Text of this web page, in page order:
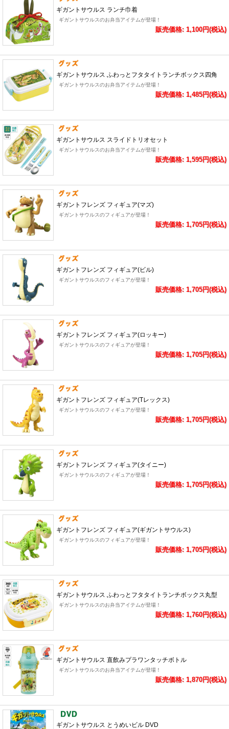
ギガントサウルス ランチ巾着
ギガントサウルスのお弁当アイテムが登場！
販売価格: 1,100円(税込)
ギガントサウルス ふわっとフタタイトランチボックス四角
ギガントサウルスのお弁当アイテムが登場！
販売価格: 1,485円(税込)
ギガントサウルス スライドトリオセット
ギガントサウルスのお弁当アイテムが登場！
販売価格: 1,595円(税込)
ギガントフレンズ フィギュア(マズ)
ギガントサウルスのフィギュアが登場！
販売価格: 1,705円(税込)
ギガントフレンズ フィギュア(ビル)
ギガントサウルスのフィギュアが登場！
販売価格: 1,705円(税込)
ギガントフレンズ フィギュア(ロッキー)
ギガントサウルスのフィギュアが登場！
販売価格: 1,705円(税込)
ギガントフレンズ フィギュア(Tレックス)
ギガントサウルスのフィギュアが登場！
販売価格: 1,705円(税込)
ギガントフレンズ フィギュア(タイニー)
ギガントサウルスのフィギュアが登場！
販売価格: 1,705円(税込)
ギガントフレンズ フィギュア(ギガントサウルス)
ギガントサウルスのフィギュアが登場！
販売価格: 1,705円(税込)
ギガントサウルス ふわっとフタタイトランチボックス丸型
ギガントサウルスのお弁当アイテムが登場！
販売価格: 1,760円(税込)
ギガントサウルス 直飲みプラワンタッチボトル
ギガントサウルスのお弁当アイテムが登場！
販売価格: 1,870円(税込)
ギガントサウルス とうめいビル DVD